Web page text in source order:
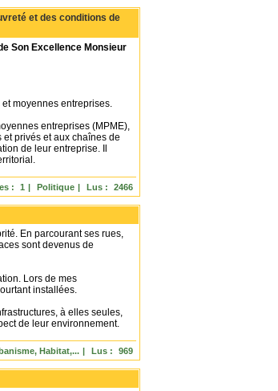
et des conditions de
Son Excellence Monsieur
moyennes entreprises.
entreprises (MPME),
privés et aux chaînes de
de leur entreprise. Il
Lus : 2466
Politique |
: 1 |
En parcourant ses rues,
sont devenus de
Lors de mes
installées.
à elles seules,
de leur environnement.
Lus : 969
Habitat,... |